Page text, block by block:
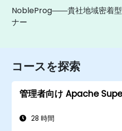
NobleProg――貴社地域密着型
ナー
コースを探索
管理者向け Apache
28 時間